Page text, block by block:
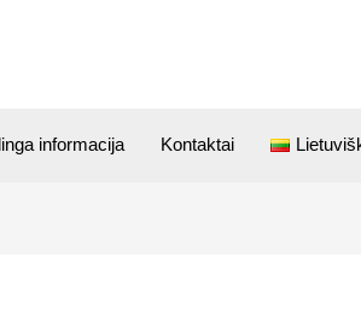
informacija Kontaktai